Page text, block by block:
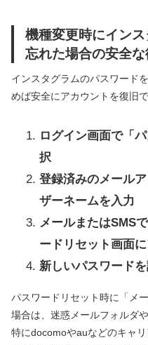
機種変更時にイン
忘れた場合の安全
インスタグラムのパスワード
めば安全にアカウントを復旧で
ログイン画面で「
択
登録済みのメール
ザーネームを入力
メールまたはSMS
ードリセット画面
新しいパスワード
パスワードリセット時に「メ
場合は、迷惑メールフォルダ
特にdocomoやauなどのキャ